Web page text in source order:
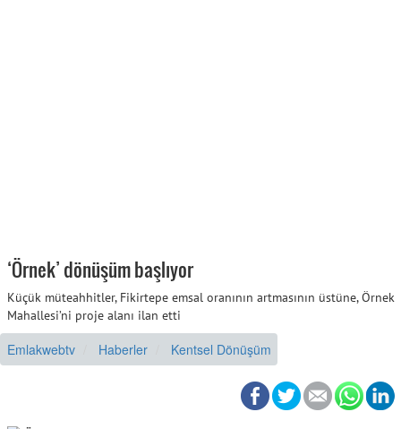
‘Örnek’ dönüşüm başlıyor
Küçük müteahhitler, Fikirtepe emsal oranının artmasının üstüne, Örnek
Mahallesi’ni proje alanı ilan etti
Emlakwebtv Haberler Kentsel Dönüşüm